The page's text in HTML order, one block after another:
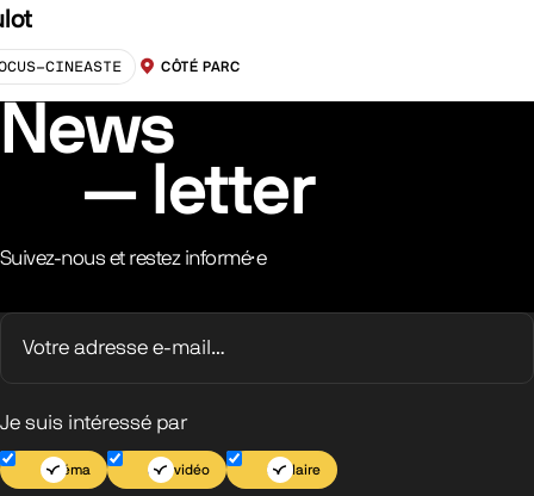
CINEASTE LOCALISATION :
CÔTÉ PARC
News
letter
Suivez-nous et restez informé·e
Je suis intéressé par
Cinéma Jeu vidéo Scolaire